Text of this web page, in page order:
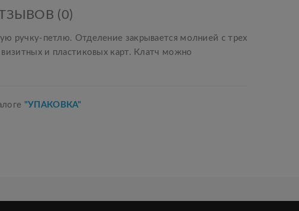
(0)
ручку-петлю. Отделение закрывается молнией с трех
и пластиковых карт. Клатч можно
"УПАКОВКА"